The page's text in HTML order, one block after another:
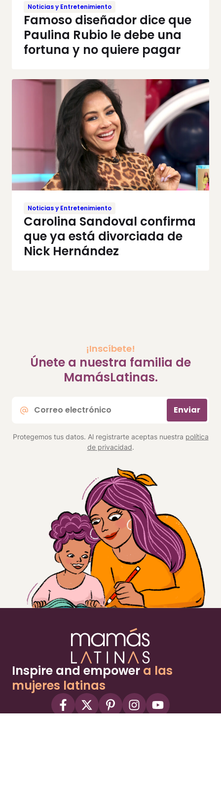
Noticias y Entretenimiento
Famoso diseñador dice que
Paulina Rubio le debe una
fortuna y no quiere pagar
Noticias y Entretenimiento
Carolina Sandoval confirma
que ya está divorciada de
Nick Hernández
¡Inscíbete!
Únete a nuestra familia de
MamásLatinas.
electrónico
Enviar
Protegemos tus datos. Al registrarte aceptas nuestra política
de privacidad.
Inspire and empower a las
mujeres latinas